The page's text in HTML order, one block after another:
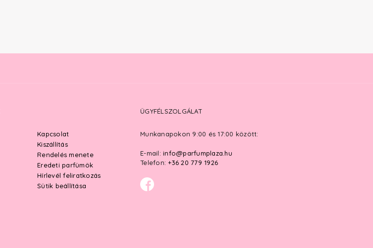
Kapcsolat
Kiszállítás
Rendelés menete
Eredeti parfümök
Hírlevél feliratkozás
Sütik beállítása
ÜGYFÉLSZOLGÁLAT
Munkanapokon 9:00 és 17:00 között:
E-mail: info@parfumplaza.hu
Telefon: +36 20 779 1926